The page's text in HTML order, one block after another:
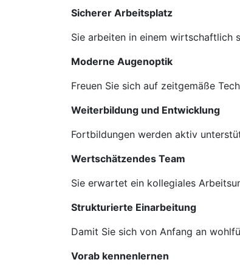
Sicherer Arbeitsplatz
Sie arbeiten in einem wirtschaftlich
Moderne Augenoptik
Freuen Sie sich auf zeitgemäße
Weiterbildung und Entwicklung
Fortbildungen werden aktiv
Wertschätzendes Team
Sie erwartet ein kollegiales
Strukturierte Einarbeitung
Damit Sie sich von Anfang an
Vorab kennenlernen